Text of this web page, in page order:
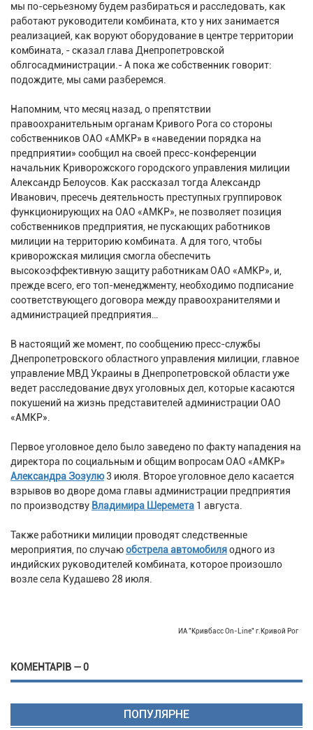
мы по-серьезному будем разбираться и расследовать, как
работают руководители комбината, кто у них занимается
реализацией, как воруют оборудование в центре территории
комбината, - сказал глава Днепропетровской
облгосадминистрации.- А пока же собственник говорит:
подождите, мы сами разберемся.
Напомним, что месяц назад, о препятствии
правоохранительным органам Кривого Рога со стороны
собственников ОАО «АМКР» в «наведении порядка на
предприятии» сообщил на своей пресс-конференции
начальник Криворожского городского управления милиции
Александр Белоусов. Как рассказал тогда Александр
Иванович, пресечь деятельность преступных группировок
функционирующих на ОАО «АМКР», не позволяет позиция
собственников предприятия, не пускающих работников
милиции на территорию комбината. А для того, чтобы
криворожская милиция смогла обеспечить
высокоэффективную защиту работникам ОАО «АМКР», и,
прежде всего, его топ-менеджменту, необходимо подписание
соответствующего договора между правоохранителями и
администрацией предприятия…
В настоящий же момент, по сообщению пресс-службы
Днепропетровского областного управления милиции, главное
управление МВД Украины в Днепропетровской области уже
ведет расследование двух уголовных дел, которые касаются
покушений на жизнь представителей администрации ОАО
«АМКР».
Первое уголовное дело было заведено по факту нападения на
директора по социальным и общим вопросам ОАО «АМКР»
Александра Зозулю3 июля. Второе уголовное дело касается
взрывов во дворе дома главы администрации предприятия
по производству Владимира Шеремета 1 августа.
Также работники милиции проводят следственные
мероприятия, по случаюобстрела автомобиляодного из
индийских руководителей комбината, которое произошло
возле села Кудашево 28 июля.
ИА "Кривбасс On-Line" г.Кривой Рог
КОМЕНТАРІВ — 0
ПОПУЛЯРНЕ